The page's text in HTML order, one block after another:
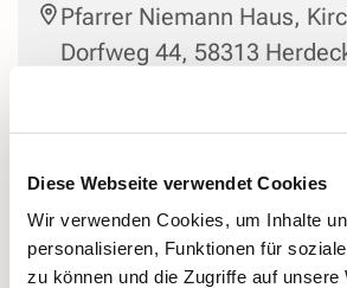
Diese Webseite verwendet Cookies
Wir verwenden Cookies, um Inhalte
personalisieren, Funktionen für
zu können und die Zugriffe auf unsere
Pfarrer Niemann Haus,
Dorfweg 44, 58313
Nach dem Gottesdienst gibt es bei
gedanklich auszutauschen.